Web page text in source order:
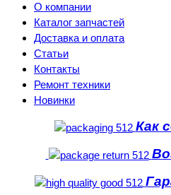
О компании
Каталог запчастей
Доставка и оплата
Статьи
Контакты
Ремонт техники
Новинки
Как